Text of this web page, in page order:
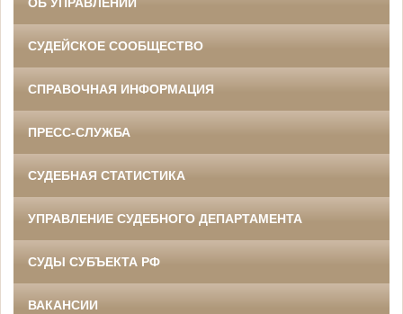
ОБ УПРАВЛЕНИИ
СУДЕЙСКОЕ СООБЩЕСТВО
СПРАВОЧНАЯ ИНФОРМАЦИЯ
ПРЕСС-СЛУЖБА
СУДЕБНАЯ СТАТИСТИКА
УПРАВЛЕНИЕ СУДЕБНОГО ДЕПАРТАМЕНТА
СУДЫ СУБЪЕКТА РФ
ВАКАНСИИ